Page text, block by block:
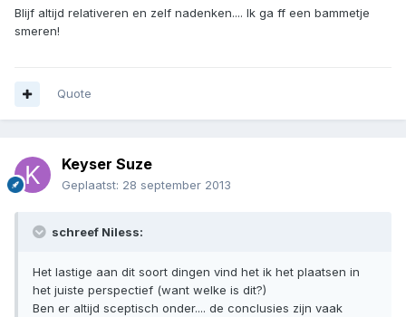
Blijf altijd relativeren en zelf nadenken.... Ik ga ff een bammetje
smeren!
Quote
Keyser Suze
Geplaatst: 28 september 2013
schreef Niless:
Het lastige aan dit soort dingen vind het ik het plaatsen in
het juiste perspectief (want welke is dit?)
Ben er altijd sceptisch onder.... de conclusies zijn vaak